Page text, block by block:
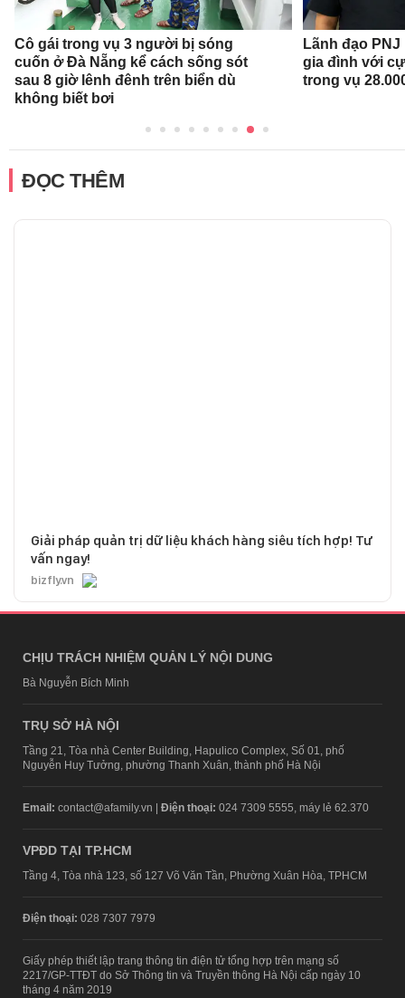
Cô gái trong vụ 3 người bị sóng
cuốn ở Đà Nẵng kể cách sống sót
sau 8 giờ lênh đênh trên biển dù
không biết bơi
Lãnh đạo
gia đình với
trong vụ
ĐỌC THÊM
Giải pháp quản trị dữ liệu khách hàng siêu tích hợp! Tư
vấn ngay!
bizfly.vn
CHỊU TRÁCH NHIỆM QUẢN LÝ NỘI DUNG
Bà Nguyễn Bích Minh
TRỤ SỞ HÀ NỘI
Tầng 21, Tòa nhà Center Building, Hapulico Complex, Số 01, phố
Nguyễn Huy Tưởng, phường Thanh Xuân, thành phố Hà Nội
Email: contact@afamily.vn | Điện thoại: 024 7309 5555, máy lẻ 62.370
VPĐD TẠI TP.HCM
Tầng 4, Tòa nhà 123, số 127 Võ Văn Tần, Phường Xuân Hòa, TPHCM
Điện thoại: 028 7307 7979
Giấy phép thiết lập trang thông tin điện tử tổng hợp trên mạng số
2217/GP-TTĐT do Sở Thông tin và Truyền thông Hà Nội cấp ngày 10
tháng 4 năm 2019